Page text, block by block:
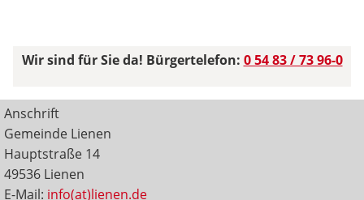
Wir sind für Sie da! Bürgertelefon: 0 54 83 / 73 96-0
Anschrift
Gemeinde Lienen
Hauptstraße 14
49536 Lienen
E-Mail: info(at)lienen.de